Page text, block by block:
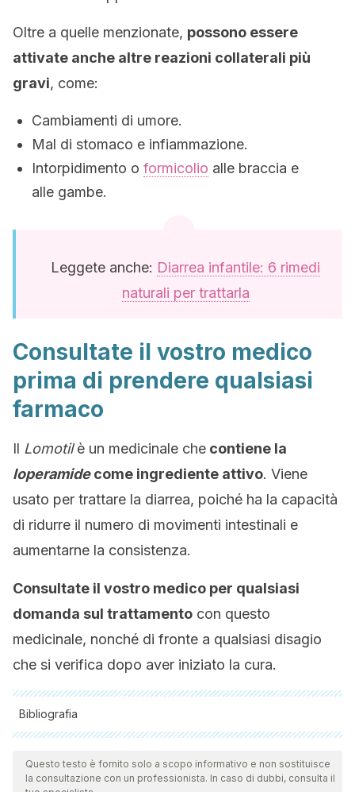
Oltre a quelle menzionate, possono essere
attivate anche altre reazioni collaterali più
gravi, come:
Cambiamenti di umore.
Mal di stomaco e infiammazione.
Intorpidimento o formicolio alle braccia e
alle gambe.
Leggete anche: Diarrea infantile: 6 rimedi
naturali per trattarla
Consultate il vostro medico
prima di prendere qualsiasi
farmaco
Il Lomotilè un medicinale che contiene la
loperamidecome ingrediente attivo. Viene
usato per trattare la diarrea, poiché ha la capacità
di ridurre il numero di movimenti intestinali e
aumentarne la consistenza.
Consultate il vostro medico per qualsiasi
domanda sul trattamento con questo
medicinale, nonché di fronte a qualsiasi disagio
che si verifica dopo aver iniziato la cura.
Bibliografia
Tutte le fonti citate sono state esaminate a fondo dal nostro
team per garantirne la qualità, l'affidabilità, l'attualità e la
validità. La bibliografia di questo articolo è stata considerata
Questo testo è fornito solo a scopo informativo e non sostituisce
la consultazione con un professionista. In caso di dubbi, consulta il